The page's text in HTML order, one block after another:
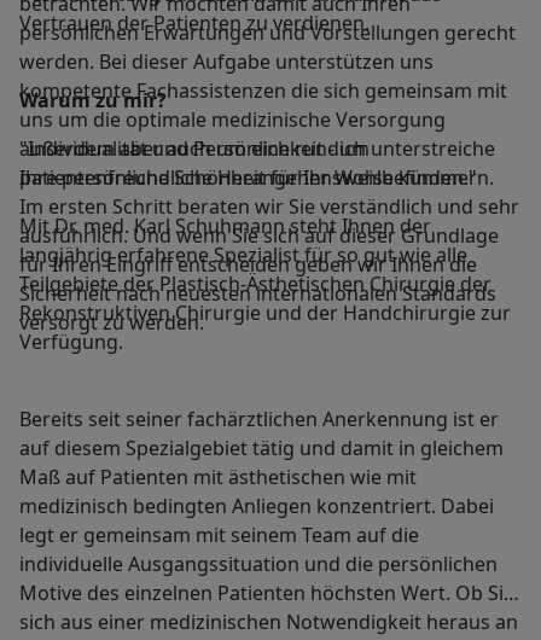
persönlichen Erwartungen und Vorstellungen gerecht
werden. Bei dieser Aufgabe unterstützen uns
kompetente Fachassistenzen die sich gemeinsam mit
uns um die optimale medizinische Versorgung
außerdem aber auch um eine rundum
patientenfreundliche Herangehensweise kümmern.
Im ersten Schritt beraten wir Sie verständlich und sehr
ausführlich. Und wenn Sie sich auf dieser Grundlage
für Ihren Eingriff entscheiden geben wir Ihnen die
Sicherheit nach neuesten internationalen Standards
versorgt zu werden.
Vertrauen der Patienten zu verdienen.
Warum zu mir?
"Individualität und Persönlichkeit - ich unterstreiche
Ihre persönliche Schönheit für Ihr Wohlbefinden."
Mit Dr. med. Karl Schuhmann steht Ihnen der
langjährig erfahrene Spezialist für so gut wie alle
Teilgebiete der Plastisch-Ästhetischen Chirurgie der
Rekonstruktiven Chirurgie und der Handchirurgie zur
Verfügung.
Bereits seit seiner fachärztlichen Anerkennung ist er
auf diesem Spezialgebiet tätig und damit in gleichem
Maß auf Patienten mit ästhetischen wie mit
medizinisch bedingten Anliegen konzentriert. Dabei
legt er gemeinsam mit seinem Team auf die
individuelle Ausgangssituation und die persönlichen
Motive des einzelnen Patienten höchsten Wert. Ob Sie
sich aus einer medizinischen Notwendigkeit heraus an